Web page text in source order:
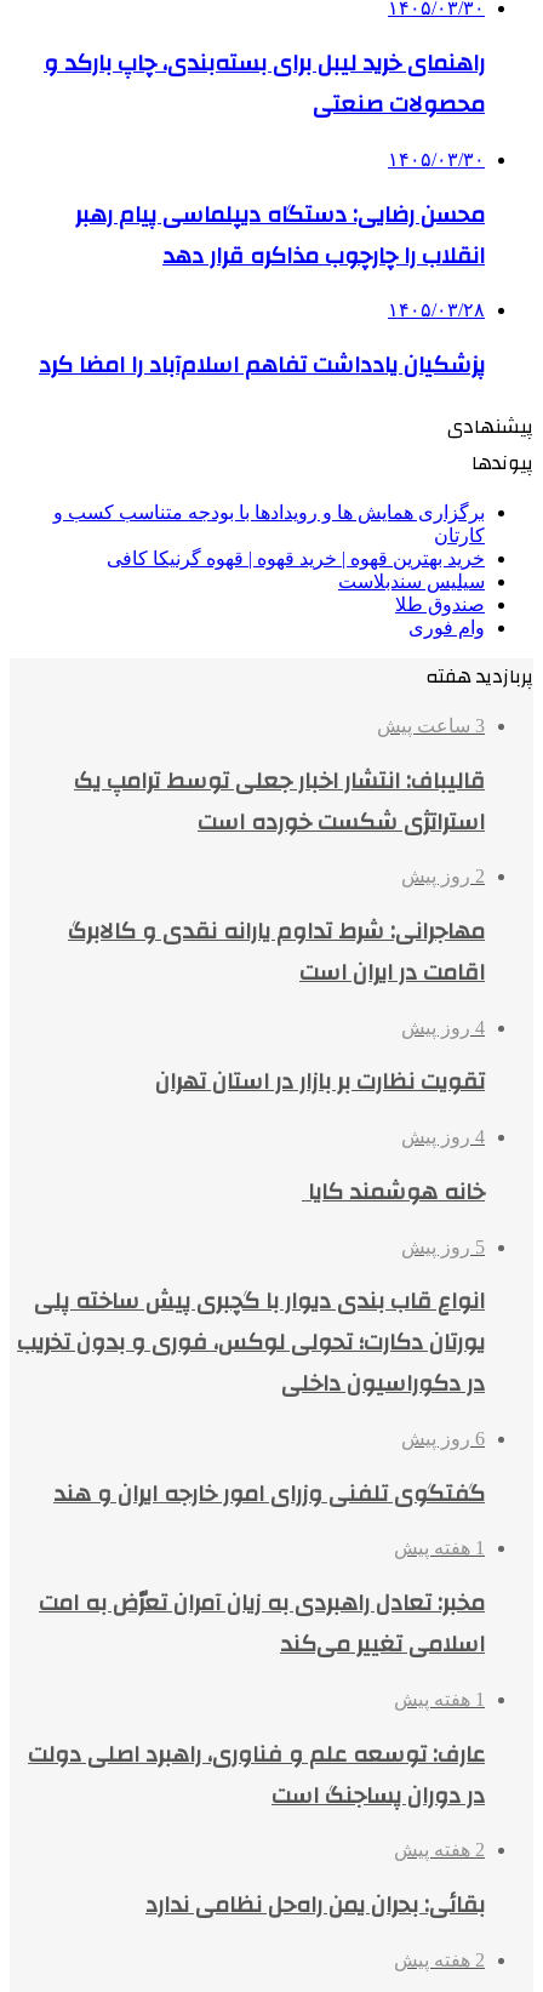
۱۴۰۵/۰۳/۳۰
راهنمای خرید لیبل برای بسته‌بندی، چاپ بارکد و
محصولات صنعتی
۱۴۰۵/۰۳/۳۰
محسن رضایی: دستگاه دیپلماسی پیام رهبر
انقلاب را چارچوب مذاکره قرار دهد
۱۴۰۵/۰۳/۲۸
پزشکیان یادداشت تفاهم اسلام‌آباد را امضا کرد
پیشنهادی
پیوندها
برگزاری همایش ها و رویدادها با بودجه متناسب کسب و
کارتان
خرید بهترین قهوه | خرید قهوه | قهوه گرنیکا کافی
سیلیس سندبلاست
صندوق طلا
وام فوری
پربازدید هفته
3 ساعت پیش
قالیباف: انتشار اخبار جعلی توسط ترامپ یک
استراتژی شکست خورده است
2 روز پیش
مهاجرانی: شرط تداوم یارانه نقدی و کالابرگ
اقامت در ایران است
4 روز پیش
تقویت نظارت بر بازار در استان تهران
4 روز پیش
خانه هوشمند کایا
5 روز پیش
انواع قاب بندی دیوار با گچبری پیش ساخته پلی
یورتان دکارت؛ تحولی لوکس، فوری و بدون تخریب
در دکوراسیون داخلی
6 روز پیش
گفتگوی تلفنی وزرای امور خارجه ایران و هند
1 هفته پیش
مخبر: تعادل راهبردی به زیان آمران تعرّض به امت
اسلامی تغییر می‌کند
1 هفته پیش
عارف: توسعه علم و فناوری، راهبرد اصلی دولت
در دوران پساجنگ است
2 هفته پیش
بقائی: بحران یمن راه‌حل نظامی ندارد
2 هفته پیش